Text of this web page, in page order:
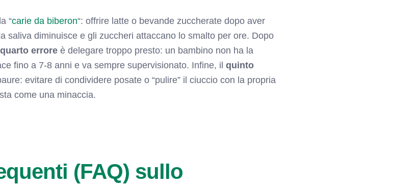
“carie da biberon“: offrire latte o bevande zuccherate dopo aver
saliva diminuisce e gli zuccheri attaccano lo smalto per ore. Dopo
quarto errore è delegare troppo presto: un bambino non ha la
fino a 7-8 anni e va sempre supervisionato. Infine, ilquinto
evitare di condividere posate o “pulire” il ciuccio con la propria
come una minaccia.
(FAQ) sullo